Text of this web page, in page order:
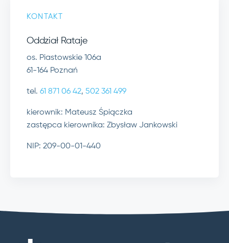
KONTAKT
Oddział Rataje
os. Piastowskie 106a
61-164 Poznań
tel. 61 871 06 42, 502 361 499
kierownik: Mateusz Śpiączka
zastępca kierownika: Zbysław Jankowski
NIP: 209-00-01-440